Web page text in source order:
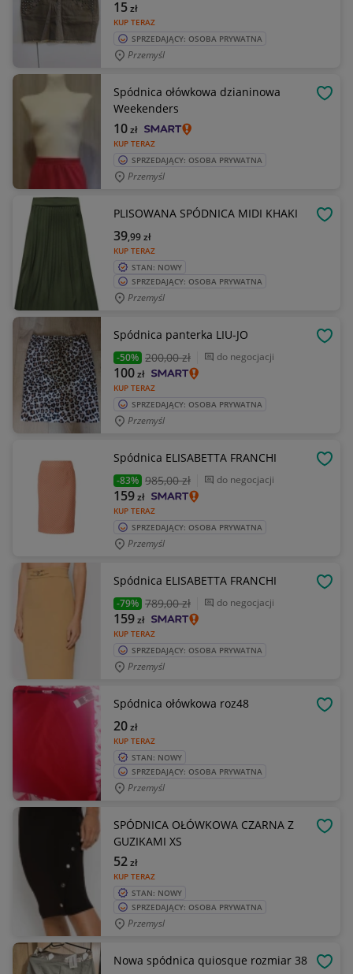
KUP TERAZ
15zł
SPRZEDAJĄCY: OSOBA PRYWATNA
Przemyśl
Spódnica ołówkowa dzianinowa
Weekenders
KUP TERAZ
10zł
SPRZEDAJĄCY: OSOBA PRYWATNA
Przemyśl
PLISOWANA SPÓDNICA MIDI KHAKI
KUP TERAZ
39,99zł
STAN: NOWY
SPRZEDAJĄCY: OSOBA PRYWATNA
Przemyśl
Spódnica panterka LIU-JO
-50% 200,00 zł do negocjacji
KUP TERAZ
100zł
SPRZEDAJĄCY: OSOBA PRYWATNA
Przemyśl
Spódnica ELISABETTA FRANCHI
-83% 985,00 zł do negocjacji
KUP TERAZ
159zł
SPRZEDAJĄCY: OSOBA PRYWATNA
Przemyśl
Spódnica ELISABETTA FRANCHI
-79% 789,00 zł do negocjacji
KUP TERAZ
159zł
SPRZEDAJĄCY: OSOBA PRYWATNA
Przemyśl
Spódnica ołówkowa roz48
KUP TERAZ
20zł
STAN: NOWY
SPRZEDAJĄCY: OSOBA PRYWATNA
Przemyśl
SPÓDNICA OŁÓWKOWA CZARNA Z
GUZIKAMI XS
KUP TERAZ
52zł
STAN: NOWY
SPRZEDAJĄCY: OSOBA PRYWATNA
Przemysl
Nowa spódnica quiosque rozmiar 38